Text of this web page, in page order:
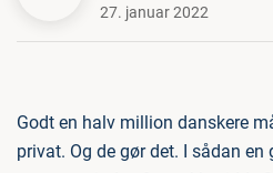
27. januar 2022
Godt en halv million danskere
privat. Og de gør det. I sådan